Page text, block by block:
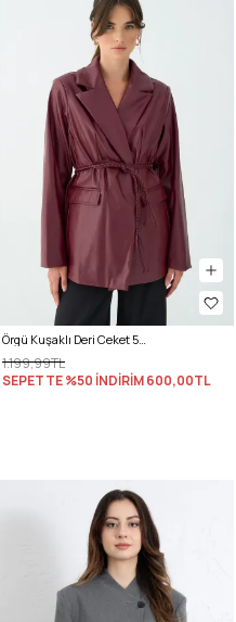
Örgü Kuşaklı Deri Ceket 51007 - BORDO
1.199,99TL
SEPETTE %50 İNDİRİM600,00TL